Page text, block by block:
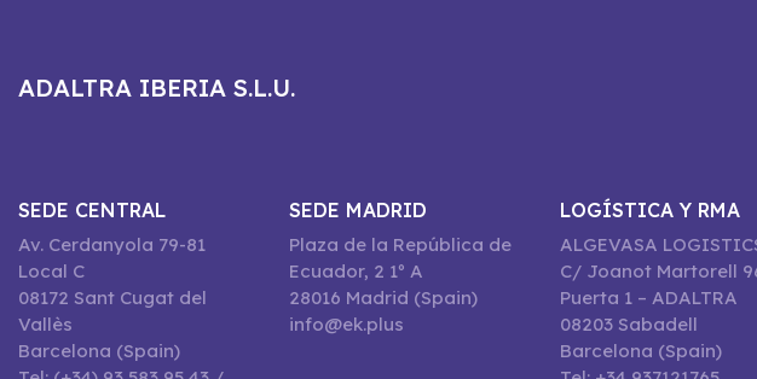
ADALTRA IBERIA S.L.U.
SEDE CENTRAL
Av. Cerdanyola 79-81
Local C
08172 Sant Cugat del
Vallès
Barcelona (Spain)
SEDE MADRID
Plaza de la República de
Ecuador, 2 1º A
28016 Madrid (Spain)
info@ek.plus
LOGÍSTICA Y RMA
ALGEVASA
C/ Joanot Martorell
Puerta 1 – ADALTRA
08203 Sabadell
Barcelona (Spain)